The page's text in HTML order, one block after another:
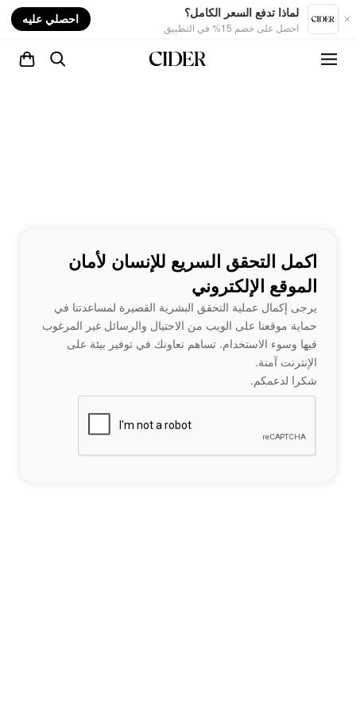
لماذا تدفع السعر الكامل؟
احصل على خصم 15% في التطبيق
احصلي عليه
اكمل التحقق السريع للإنسان لأمان
الموقع الإلكتروني
يرجى إكمال عملية التحقق البشرية القصيرة لمساعدتنا في
حماية موقعنا على الويب من الاحتيال والرسائل غير المرغوب
فيها وسوء الاستخدام. تساهم تعاونك في توفير بيئة على
الإنترنت آمنة.
شكرا لدعمكم.